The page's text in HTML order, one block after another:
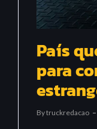
País
para
ByTruckredacao